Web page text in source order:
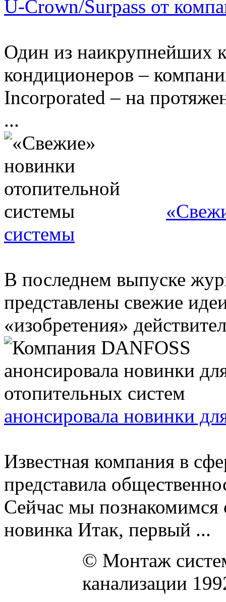
U-Crown/Surpass от
Один из наикрупнейших
кондиционеров –
Incorporated – на
...
системы
В последнем выпуске
представлены свежие
«изобретения»
анонсировала новинки
Известная компания в
представила
Сейчас мы познакомимся
новинка Итак, первый ...
© Монтаж
канализации